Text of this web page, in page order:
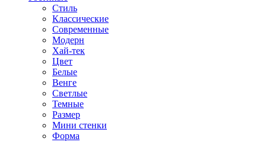
Стиль
Классические
Современные
Модерн
Хай-тек
Цвет
Белые
Венге
Светлые
Темные
Размер
Мини стенки
Форма